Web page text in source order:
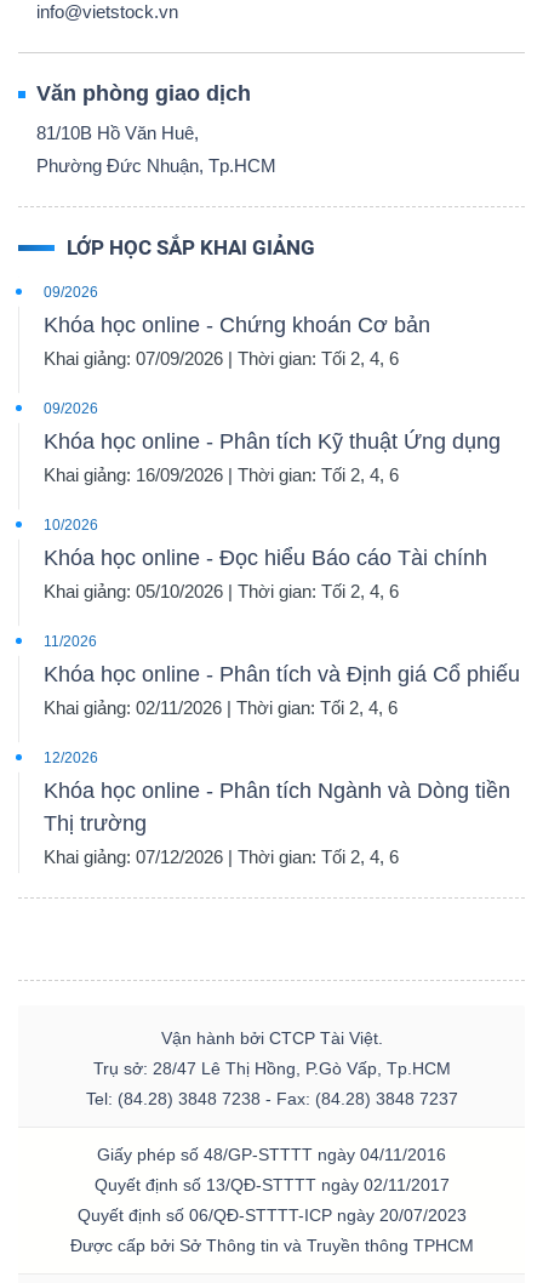
info@vietstock.vn
Văn phòng giao dịch
81/10B Hồ Văn Huê,
Phường Đức Nhuận, Tp.HCM
LỚP HỌC SẮP KHAI GIẢNG
09/2026
Khóa học online - Chứng khoán Cơ bản
Khai giảng: 07/09/2026 | Thời gian: Tối 2, 4, 6
09/2026
Khóa học online - Phân tích Kỹ thuật Ứng dụng
Khai giảng: 16/09/2026 | Thời gian: Tối 2, 4, 6
10/2026
Khóa học online - Đọc hiểu Báo cáo Tài chính
Khai giảng: 05/10/2026 | Thời gian: Tối 2, 4, 6
11/2026
Khóa học online - Phân tích và Định giá Cổ phiếu
Khai giảng: 02/11/2026 | Thời gian: Tối 2, 4, 6
12/2026
Khóa học online - Phân tích Ngành và Dòng tiền
Thị trường
Khai giảng: 07/12/2026 | Thời gian: Tối 2, 4, 6
Vận hành bởi CTCP Tài Việt.
Trụ sở: 28/47 Lê Thị Hồng, P.Gò Vấp, Tp.HCM
Tel: (84.28) 3848 7238 - Fax: (84.28) 3848 7237
Giấy phép số 48/GP-STTTT ngày 04/11/2016
Quyết định số 13/QĐ-STTTT ngày 02/11/2017
Quyết định số 06/QĐ-STTTT-ICP ngày 20/07/2023
Được cấp bởi Sở Thông tin và Truyền thông TPHCM